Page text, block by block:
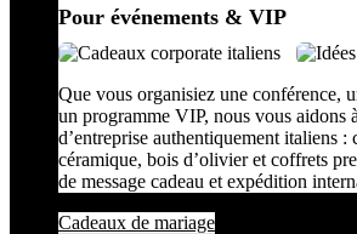
Pour événements & VIP
Que vous organisiez une conférence,
un programme VIP, nous vous aidons
d’entreprise authentiquement italiens
céramique, bois d’olivier et coffrets
de message cadeau et expédition
Cadeaux de mariage